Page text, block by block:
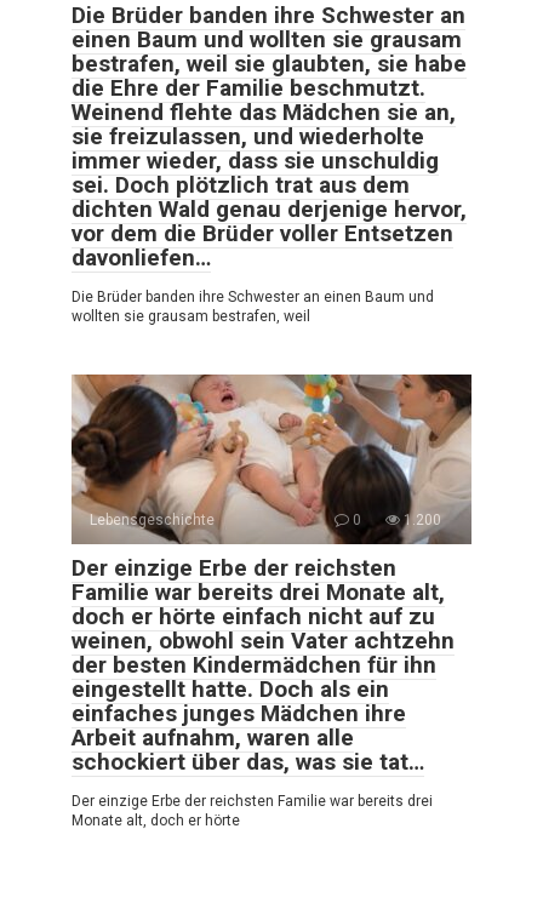
Die Brüder banden ihre Schwester an
einen Baum und wollten sie grausam
bestrafen, weil sie glaubten, sie habe
die Ehre der Familie beschmutzt.
Weinend flehte das Mädchen sie an,
sie freizulassen, und wiederholte
immer wieder, dass sie unschuldig
sei. Doch plötzlich trat aus dem
dichten Wald genau derjenige hervor,
vor dem die Brüder voller Entsetzen
davonliefen…
Die Brüder banden ihre Schwester an einen Baum und
wollten sie grausam bestrafen, weil
Lebensgeschichte 0 1.200
Der einzige Erbe der reichsten
Familie war bereits drei Monate alt,
doch er hörte einfach nicht auf zu
weinen, obwohl sein Vater achtzehn
der besten Kindermädchen für ihn
eingestellt hatte. Doch als ein
einfaches junges Mädchen ihre
Arbeit aufnahm, waren alle
schockiert über das, was sie tat…
Der einzige Erbe der reichsten Familie war bereits drei
Monate alt, doch er hörte